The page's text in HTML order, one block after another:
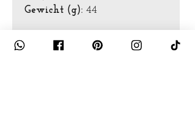
Gewicht (g): 44
Foto: Bernsteiner Media